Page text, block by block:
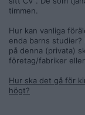
timmen.
Hur kan vanliga
enda barns
på denna (privata)
företag/fabriker
Hur ska det gå för
högt?